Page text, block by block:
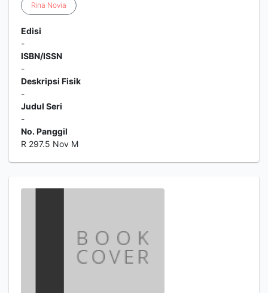
Rina Novia
Edisi
-
ISBN/ISSN
-
Deskripsi Fisik
-
Judul Seri
-
No. Panggil
R 297.5 Nov M